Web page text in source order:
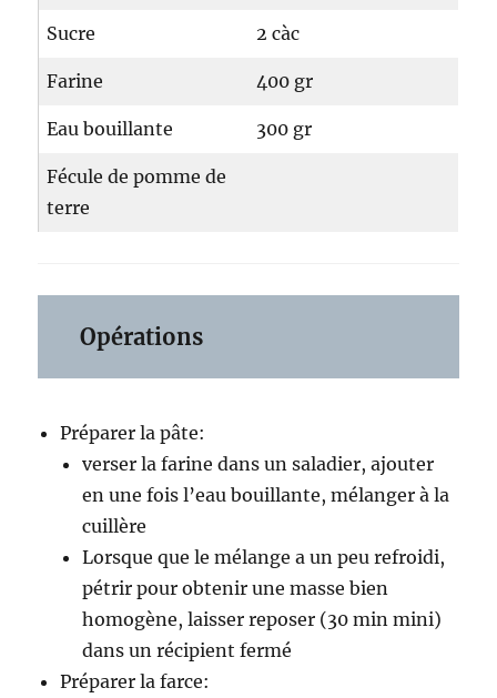
Sucre 2 càc
Farine 400 gr
Eau bouillante 300 gr
Fécule de pomme de
terre
Opérations
Préparer la pâte:
verser la farine dans un saladier, ajouter
en une fois l’eau bouillante, mélanger à la
cuillère
Lorsque que le mélange a un peu refroidi,
pétrir pour obtenir une masse bien
homogène, laisser reposer (30 min mini)
dans un récipient fermé
Préparer la farce: